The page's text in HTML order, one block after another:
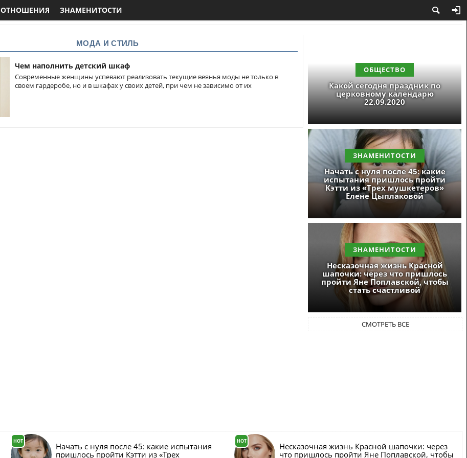
ОТНОШЕНИЯ ЗНАМЕНИТОСТИ
МОДА И СТИЛЬ
Чем наполнить детский шкаф
Современные женщины успевают реализовать текущие веянья моды не только в
своем гардеробе, но и в шкафах у своих детей, при чем не зависимо от их
ОБЩЕСТВО
Какой сегодня праздник по
церковному календарю
22.09.2020
ЗНАМЕНИТОСТИ
Начать с нуля после 45: какие
испытания пришлось пройти
Кэтти из «Трех мушкетеров»
Елене Цыплаковой
ЗНАМЕНИТОСТИ
Несказочная жизнь Красной
шапочки: через что пришлось
пройти Яне Поплавской, чтобы
стать счастливой
СМОТРЕТЬ ВСЕ
HOT
Начать с нуля после 45: какие испытания
пришлось пройти Кэтти из «Трех
HOT
Несказочная жизнь Красной шапочки: через
что пришлось пройти Яне Поплавской, чтобы